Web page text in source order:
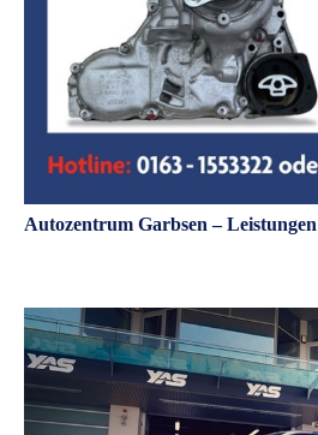
Autozentrum Garbsen – Leistungen